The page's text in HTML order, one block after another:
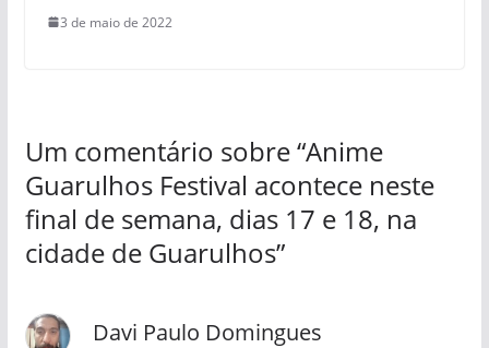
3 de maio de 2022
Um comentário sobre “Anime
Guarulhos Festival acontece neste
final de semana, dias 17 e 18, na
cidade de Guarulhos”
Davi Paulo Domingues